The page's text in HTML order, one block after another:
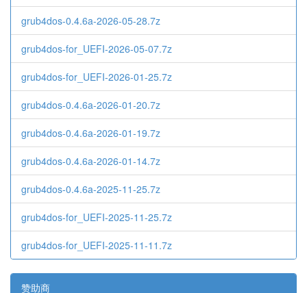
grub4dos-0.4.6a-2026-05-28.7z
grub4dos-for_UEFI-2026-05-07.7z
grub4dos-for_UEFI-2026-01-25.7z
grub4dos-0.4.6a-2026-01-20.7z
grub4dos-0.4.6a-2026-01-19.7z
grub4dos-0.4.6a-2026-01-14.7z
grub4dos-0.4.6a-2025-11-25.7z
grub4dos-for_UEFI-2025-11-25.7z
grub4dos-for_UEFI-2025-11-11.7z
赞助商